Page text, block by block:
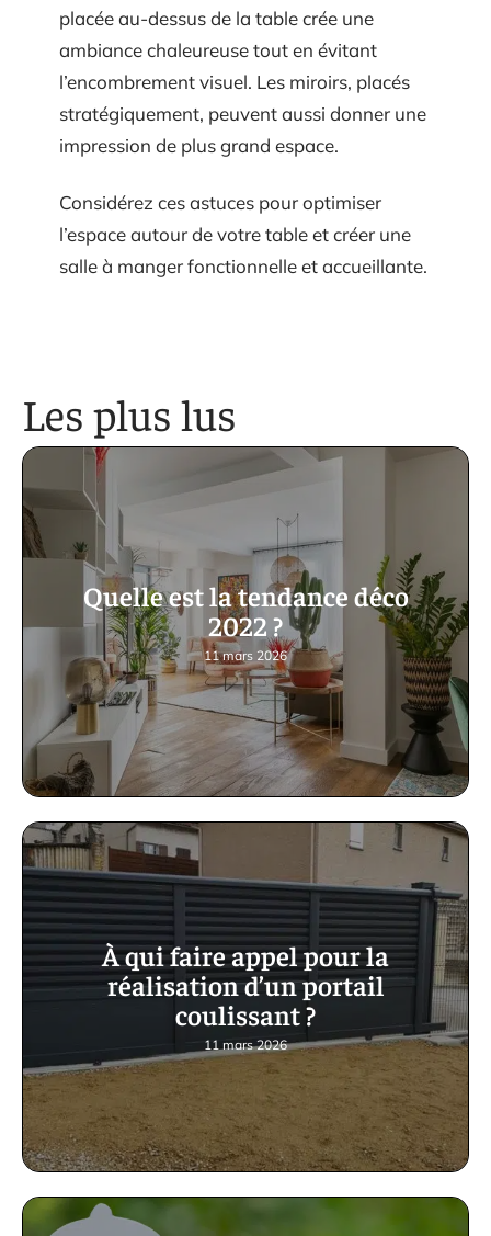
placée au-dessus de la table crée une
ambiance chaleureuse tout en évitant
l’encombrement visuel. Les miroirs, placés
stratégiquement, peuvent aussi donner une
impression de plus grand espace.
Considérez ces astuces pour optimiser
l’espace autour de votre table et créer une
salle à manger fonctionnelle et accueillante.
Les plus lus
Quelle est la tendance déco
2022 ?
11 mars 2026
À qui faire appel pour la
réalisation d’un portail
coulissant ?
11 mars 2026